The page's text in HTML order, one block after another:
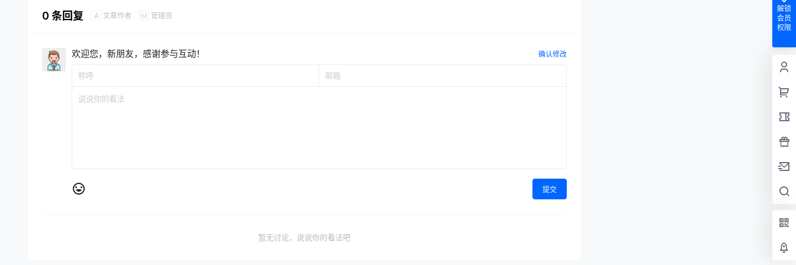
0 条回复 A 文章作者 M 管理员
欢迎您，新朋友，感谢参与互动！ 确认修改
提交
暂无讨论，说说你的看法吧
解锁
会员
权限